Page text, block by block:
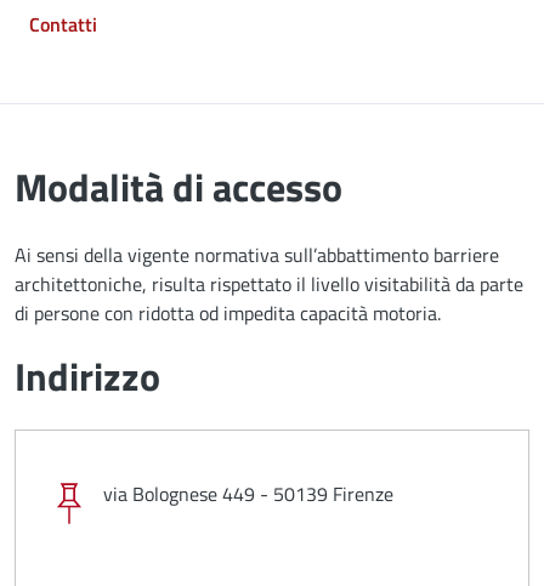
Contatti
Modalità di accesso
Ai sensi della vigente normativa sull’abbattimento barriere
architettoniche, risulta rispettato il livello visitabilità da parte
di persone con ridotta od impedita capacità motoria.
Indirizzo
via Bolognese 449 - 50139 Firenze